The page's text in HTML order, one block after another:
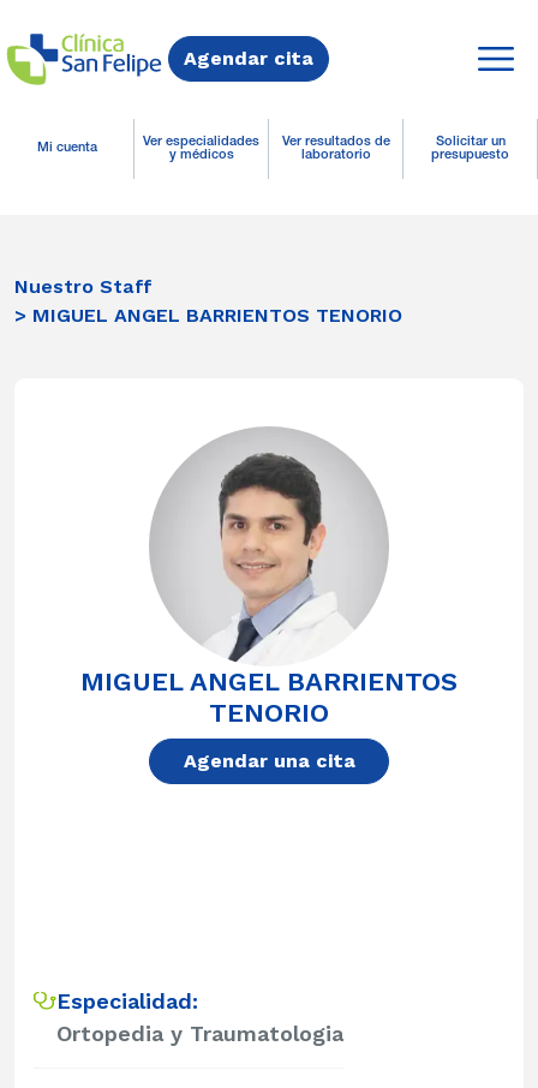
Agendar cita
Mi cuenta
Ver especialidades
y médicos
Ver resultados de
laboratorio
Solicitar un
presupuesto
Nuestro Staff
> MIGUEL ANGEL BARRIENTOS TENORIO
MIGUEL ANGEL BARRIENTOS
TENORIO
Agendar una cita
Especialidad:
Ortopedia y Traumatologia